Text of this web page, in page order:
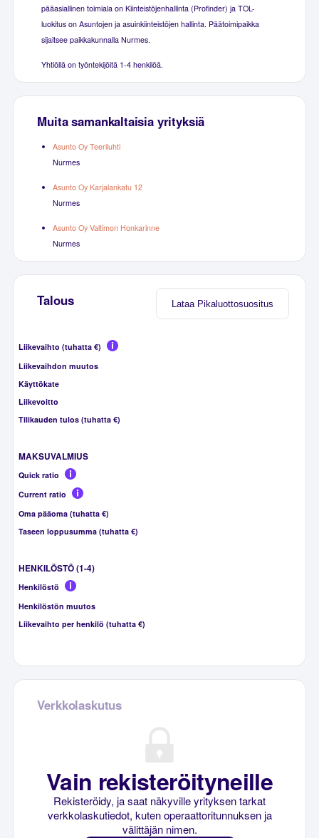
pääasiallinen toimiala on Kiinteistöjenhallinta (Profinder) ja TOL-
luokitus on Asuntojen ja asuinkiinteistöjen hallinta. Päätoimipaikka
sijaitsee paikkakunnalla Nurmes.
Yhtiöllä on työntekijöitä 1-4 henkilöä.
Muita samankaltaisia yrityksiä
Asunto Oy Teeriluhti
Nurmes
Asunto Oy Karjalankatu 12
Nurmes
Asunto Oy Valtimon Honkarinne
Nurmes
Lataa Pikaluottosuositus
Talous
Liikevaihto (tuhatta €)
Liikevaihdon muutos
Käyttökate
Liikevoitto
Tilikauden tulos (tuhatta €)
MAKSUVALMIUS
Quick ratio
Current ratio
Oma pääoma (tuhatta €)
Taseen loppusumma (tuhatta €)
HENKILÖSTÖ (1-4)
Henkilöstö
Henkilöstön muutos
Liikevaihto per henkilö (tuhatta €)
Verkkolaskutus
Vain rekisteröityneille
Rekisteröidy, ja saat näkyville yrityksen tarkat
verkkolaskutiedot, kuten operaattoritunnuksen ja
välittäjän nimen.